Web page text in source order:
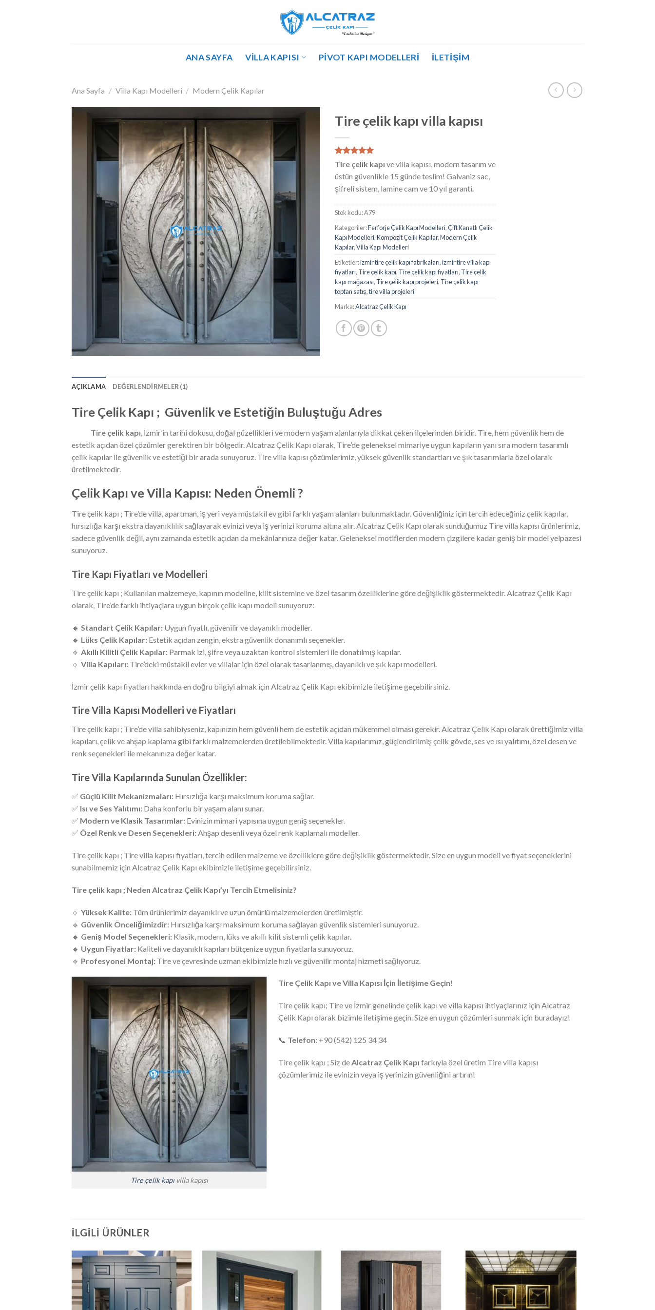
ANA SAYFA VILLA KAPISI PIVOT KAPI MODELLERI İLETIŞIM
Ana Sayfa / Villa Kapı Modelleri / Modern Çelik Kapılar
Tire çelik kapı villa kapısı
1
müşteri
puanına
dayanarak
5 üzerinden
5.00puan
Tire çelik kapı ve villa kapısı, modern tasarım ve
üstün güvenlikle 15 günde teslim! Galvaniz sac,
şifreli sistem, lamine cam ve 10 yıl garanti.
Stok kodu:A79
Kategoriler:Ferforje Çelik Kapı Modelleri,Çift Kanatlı Çelik
Kapı Modelleri,Kompozit Çelik Kapılar,Modern Çelik
Kapılar,Villa Kapı Modelleri
Etiketler:izmir tire çelik kapı fabrikaları,izmir tire villa kapı
fiyatları, Tire çelik kapı, Tire çelik kapı fiyatları, Tire çelik
kapı mağazası, Tire çelik kapı projeleri, Tire çelik kapı
toptan satış,tire villa projeleri
Marka:Alcatraz Çelik Kapı
AÇIKLAMA DEĞERLENDIRMELER (1)
Tire Çelik Kapı ; Güvenlik ve Estetiğin Buluştuğu Adres
Tire çelik kapı , İzmir’in tarihi dokusu, doğal güzellikleri ve modern yaşam alanlarıyla dikkat çeken ilçelerinden biridir. Tire, hem güvenlik hem de
estetik açıdan özel çözümler gerektiren bir bölgedir. Alcatraz Çelik Kapı olarak, Tire’de geleneksel mimariye uygun kapıların yanı sıra modern tasarımlı
çelik kapılar ile güvenlik ve estetiği bir arada sunuyoruz. Tire villa kapısı çözümlerimiz, yüksek güvenlik standartları ve şık tasarımlarla özel olarak
üretilmektedir.
Çelik Kapı ve Villa Kapısı: Neden Önemli ?
Tire çelik kapı ; Tire’de villa, apartman, iş yeri veya müstakil ev gibi farklı yaşam alanları bulunmaktadır. Güvenliğiniz için tercih edeceğiniz çelik kapılar,
hırsızlığa karşı ekstra dayanıklılık sağlayarak evinizi veya iş yerinizi koruma altına alır. Alcatraz Çelik Kapı olarak sunduğumuz Tire villa kapısı ürünlerimiz,
sadece güvenlik değil, aynı zamanda estetik açıdan da mekânlarınıza değer katar. Geleneksel motiflerden modern çizgilere kadar geniş bir model yelpazesi
sunuyoruz.
Tire Kapı Fiyatları ve Modelleri
Tire çelik kapı ; Kullanılan malzemeye, kapının modeline, kilit sistemine ve özel tasarım özelliklerine göre değişiklik göstermektedir. Alcatraz Çelik Kapı
olarak, Tire’de farklı ihtiyaçlara uygun birçok çelik kapı modeli sunuyoruz:
🔹 Standart Çelik Kapılar: Uygun fiyatlı, güvenilir ve dayanıklı modeller.
🔹 Lüks Çelik Kapılar: Estetik açıdan zengin, ekstra güvenlik donanımlı seçenekler.
🔹 Akıllı Kilitli Çelik Kapılar: Parmak izi, şifre veya uzaktan kontrol sistemleri ile donatılmış kapılar.
🔹 Villa Kapıları: Tire’deki müstakil evler ve villalar için özel olarak tasarlanmış, dayanıklı ve şık kapı modelleri.
İzmir çelik kapı fiyatları hakkında en doğru bilgiyi almak için Alcatraz Çelik Kapı ekibimizle iletişime geçebilirsiniz.
Tire Villa Kapısı Modelleri ve Fiyatları
Tire çelik kapı ; Tire’de villa sahibiyseniz, kapınızın hem güvenli hem de estetik açıdan mükemmel olması gerekir. Alcatraz Çelik Kapı olarak ürettiğimiz villa
kapıları, çelik ve ahşap kaplama gibi farklı malzemelerden üretilebilmektedir. Villa kapılarımız, güçlendirilmiş çelik gövde, ses ve ısı yalıtımı, özel desen ve
renk seçenekleri ile mekanınıza değer katar.
Tire Villa Kapılarında Sunulan Özellikler:
✅ Güçlü Kilit Mekanizmaları: Hırsızlığa karşı maksimum koruma sağlar.
✅ Isı ve Ses Yalıtımı: Daha konforlu bir yaşam alanı sunar.
✅ Modern ve Klasik Tasarımlar: Evinizin mimari yapısına uygun geniş seçenekler.
✅ Özel Renk ve Desen Seçenekleri:Ahşap desenli veya özel renk kaplamalı modeller.
Tire çelik kapı ; Tire villa kapısı fiyatları, tercih edilen malzeme ve özelliklere göre değişiklik göstermektedir. Size en uygun modeli ve fiyat seçeneklerini
sunabilmemiz için Alcatraz Çelik Kapı ekibimizle iletişime geçebilirsiniz.
Tire çelik kapı ; Neden Alcatraz Çelik Kapı’yı Tercih Etmelisiniz?
🔹 Yüksek Kalite: Tüm ürünlerimiz dayanıklı ve uzun ömürlü malzemelerden üretilmiştir.
🔹 Güvenlik Önceliğimizdir: Hırsızlığa karşı maksimum koruma sağlayan güvenlik sistemleri sunuyoruz.
🔹 Geniş Model Seçenekleri: Klasik, modern, lüks ve akıllı kilit sistemli çelik kapılar.
🔹 Uygun Fiyatlar: Kaliteli ve dayanıklı kapıları bütçenize uygun fiyatlarla sunuyoruz.
🔹 Profesyonel Montaj: Tire ve çevresinde uzman ekibimizle hızlı ve güvenilir montaj hizmeti sağlıyoruz.
Tire çelik kapıvilla kapısı
Tire Çelik Kapı ve Villa Kapısı İçin İletişime Geçin!
Tire çelik kapı; Tire ve İzmir genelinde çelik kapı ve villa kapısı ihtiyaçlarınız için Alcatraz
Çelik Kapı olarak bizimle iletişime geçin. Size en uygun çözümleri sunmak için buradayız!
📞 Telefon: +90 (542) 125 34 34
Tire çelik kapı ; Siz de Alcatraz Çelik Kapı farkıyla özel üretim Tire villa kapısı
çözümlerimiz ile evinizin veya iş yerinizin güvenliğini artırın!
İLGILI ÜRÜNLER